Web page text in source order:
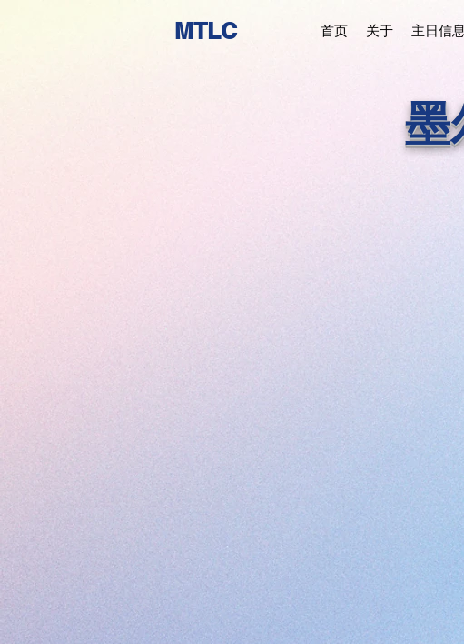
首页 关于 主日信息
MTLC
墨